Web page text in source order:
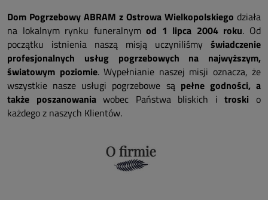
Dom Pogrzebowy ABRAM z Ostrowa Wielkopolskiego działa
na lokalnym rynku funeralnymod 1 lipca 2004 roku. Od
początku istnienia naszą misją uczyniliśmy świadczenie
profesjonalnych usług pogrzebowych na najwyższym,
światowym poziomie. Wypełnianie naszej misji oznacza, że
wszystkie nasze usługi pogrzebowe są pełne godności, a
także poszanowaniawobec Państwa bliskich itroski o
każdego z naszych Klientów.